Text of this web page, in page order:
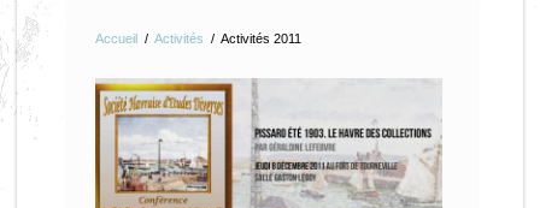
Accueil / Activités / Activités 2011